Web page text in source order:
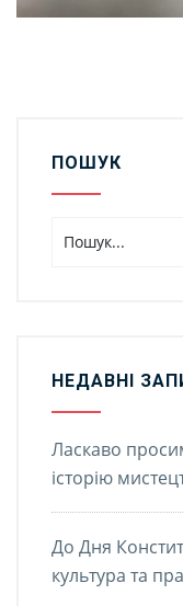
ПОШУК
НЕДАВНІ
Ласкаво
історію
До Дня
культура та